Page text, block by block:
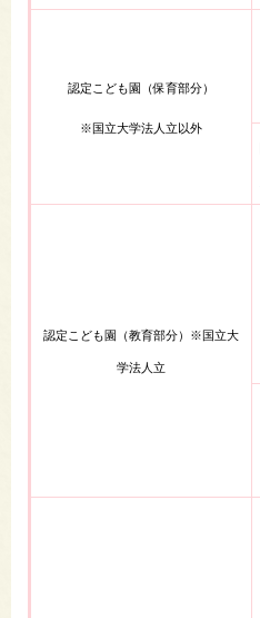
認定こども園（保育部分）
※国立大学法人立以外​
認定こども園（教育部分）※国立大
学法人立